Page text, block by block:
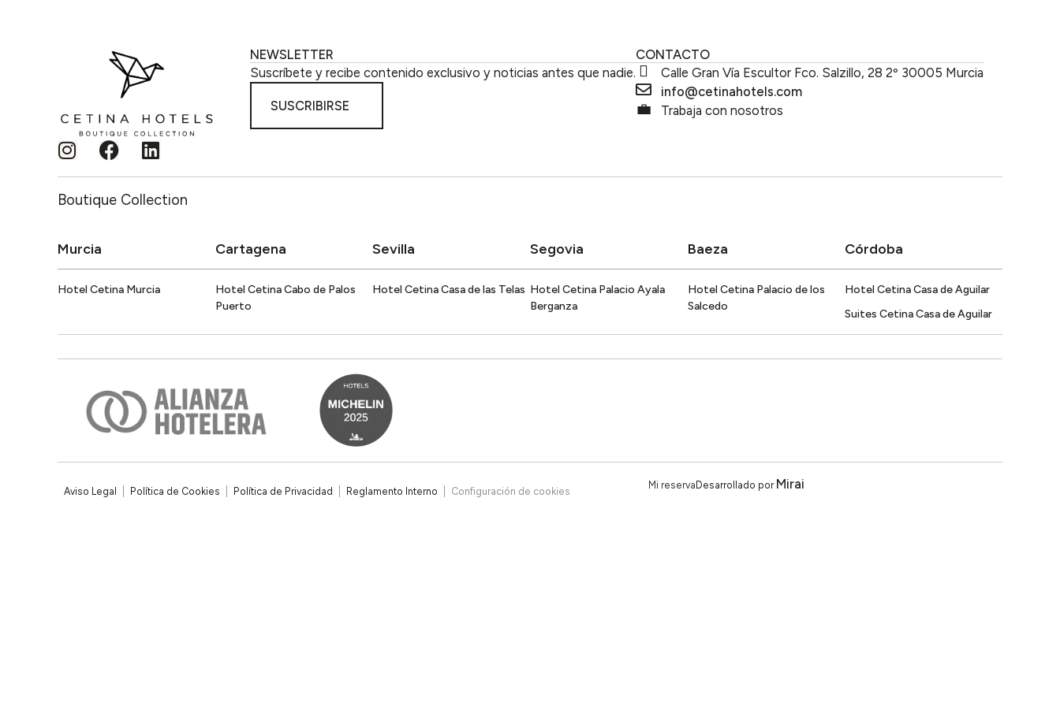
NEWSLETTER
Suscríbete y recibe contenido exclusivo y noticias antes que nadie.
SUSCRIBIRSE
CONTACTO
Calle Gran Vía Escultor Fco. Salzillo, 28 2º 30005 Murcia
info@cetinahotels.com
Trabaja con nosotros
Boutique Collection
Murcia
Hotel Cetina Murcia
Cartagena
Hotel Cetina Cabo de Palos
Puerto
Sevilla
Hotel Cetina Casa de las Telas
Segovia
Hotel Cetina Palacio Ayala
Berganza
Baeza
Hotel Cetina Palacio de los
Salcedo
Córdoba
Hotel Cetina Casa de Aguilar
Suites Cetina Casa de Aguilar
Aviso Legal Política de Cookies Política de Privacidad Reglamento Interno Configuración de cookies
Mi reserva Desarrollado por Mirai